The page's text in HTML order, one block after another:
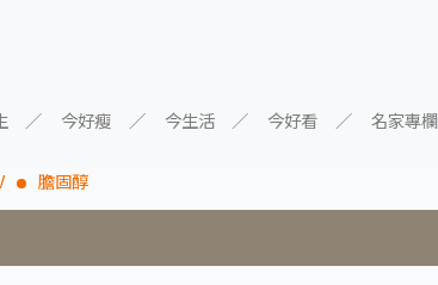
今好瘦 今生活 今好看 名家專欄
膽固醇